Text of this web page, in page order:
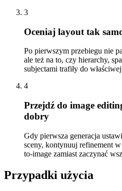
3
Oceniaj layout tak
Po pierwszym przebiegu nie
ale też na to, czy hierarchy,
subjectami trafiły do
4
Przejdź do image
dobry
Gdy pierwsza generacja
sceny, kontynuuj refinement
to-image zamiast zaczynać
Przypadki użycia